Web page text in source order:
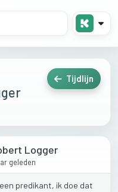
Tijdlijn
Logger
geleden
een predikant, ik doe dat